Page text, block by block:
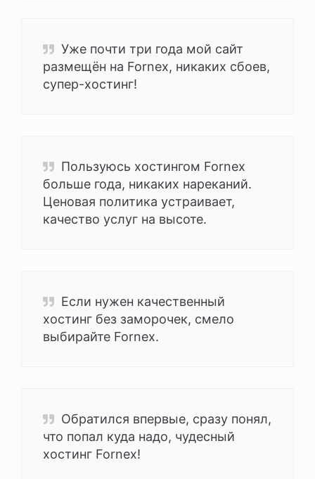
Уже почти три года мой сайт
размещён на Fornex, никаких сбоев,
супер-хостинг!
Пользуюсь хостингом Fornex
больше года, никаких нареканий.
Ценовая политика устраивает,
качество услуг на высоте.
Если нужен качественный
хостинг без заморочек, смело
выбирайте Fornex.
Обратился впервые, сразу понял,
что попал куда надо, чудесный
хостинг Fornex!